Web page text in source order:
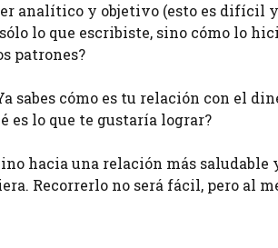
analítico y objetivo (esto es difícil y
lo que escribiste, sino cómo lo
patrones?
sabes cómo es tu relación con el
es lo que te gustaría lograr?
hacia una relación más saludable
Recorrerlo no será fácil, pero al